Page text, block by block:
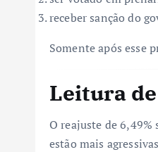
receber sanção do
Somente após esse
Leitura
O reajuste de 6,49%
estão mais